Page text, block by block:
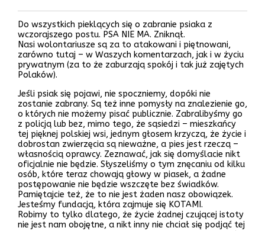
Do wszystkich pieklących się o zabranie psiaka z
wczorajszego postu. PSA NIE MA. Zniknął.
Nasi wolontariusze są za to atakowani i piętnowani,
zarówno tutaj – w Waszych komentarzach, jak i w życiu
prywatnym (za to że zaburzają spokój i tak już zajętych
Polaków).
Jeśli psiak się pojawi, nie spoczniemy, dopóki nie
zostanie zabrany. Są też inne pomysły na znalezienie go,
o których nie możemy pisać publicznie. Zabralibyśmy go
z policją lub bez, mimo tego, że sąsiedzi – mieszkańcy
tej pięknej polskiej wsi, jednym głosem krzyczą, że życie i
dobrostan zwierzęcia są nieważne, a pies jest rzeczą –
własnością oprawcy. Zeznawać, jak się domyślacie nikt
oficjalnie nie będzie. Słyszeliśmy o tym znęcaniu od kilku
osób, które teraz chowają głowy w piasek, a żadne
postępowanie nie będzie wszczęte bez świadków.
Pamiętajcie też, że to nie jest żaden nasz obowiązek.
Jesteśmy fundacją, która zajmuje się KOTAMI.
Robimy to tylko dlatego, że życie żadnej czującej istoty
nie jest nam obojętne, a nikt inny nie chciał się podjąć tej